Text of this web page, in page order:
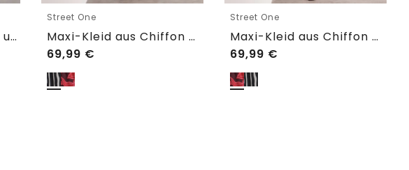
Midi-Kleid mit V-Neck und Print
Street One
Maxi-Kleid aus Chiffon mit Print
69,99 €
Street One
Maxi-Kleid aus Chiffon mit Print
69,99 €